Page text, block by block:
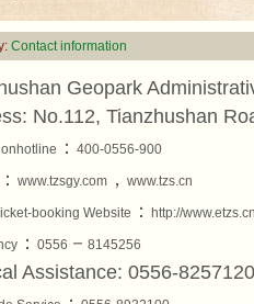
Contact information
Geopark
No.112, Tianzhushan
： 400-0556-900
www.tzsgy.com ， www.tzs.cn
booking Website ： http://www.etzs.cn
： 0556 － 8145256
Assistance: 0556-8257120